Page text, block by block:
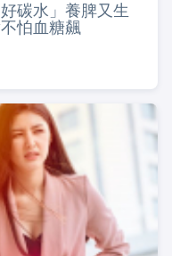
碳水」養脾又生
怕血糖飆